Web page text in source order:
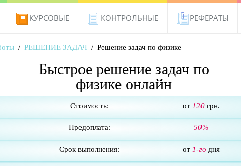
КУРСОВЫЕ КОНТРОЛЬНЫЕ РЕФЕРАТЫ
РЕШЕНИЕ ЗАДАЧ Решение задач по физике
Быстрое решение задач по
физике онлайн
Стоимость: от 120грн.
Предоплата: 50%
Срок выполнения: от 1-го дня